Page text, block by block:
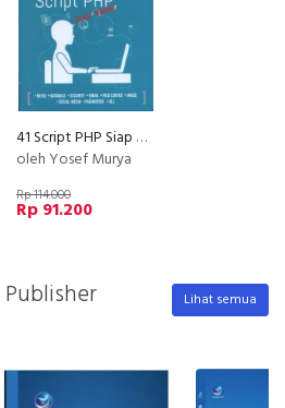
41 Script PHP Siap Pakai
oleh Yosef Murya
Rp 114.000
Rp 91.200
Lihat semua